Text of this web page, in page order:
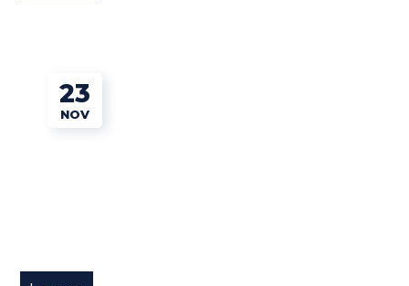
23
NOV